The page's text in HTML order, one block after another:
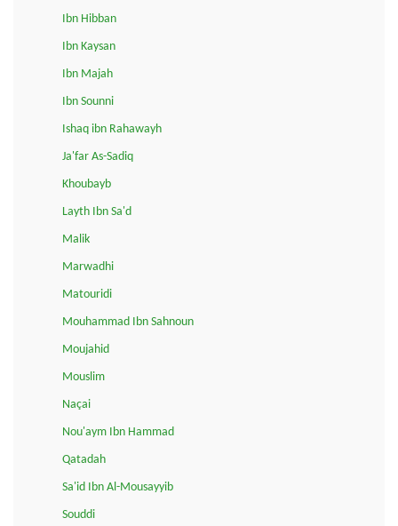
Ibn Hibban
Ibn Kaysan
Ibn Majah
Ibn Sounni
Ishaq ibn Rahawayh
Ja'far As-Sadiq
Khoubayb
Layth Ibn Sa'd
Malik
Marwadhi
Matouridi
Mouhammad Ibn Sahnoun
Moujahid
Mouslim
Naçai
Nou'aym Ibn Hammad
Qatadah
Sa'id Ibn Al-Mousayyib
Souddi